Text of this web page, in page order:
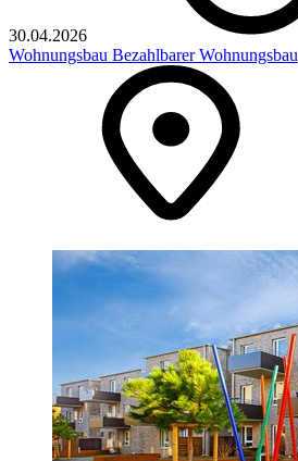
30.04.2026
Wohnungsbau Bezahlbarer Wohnungsbau